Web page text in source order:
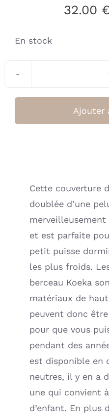
32.00
En stock
Ajouter
Cette couverture
doublée d’une
et est parfaite
petit puisse
les plus froids.
berceau Koeka
matériaux de
peuvent donc
pour que vous
pendant des
est disponible en
neutres, il y en a
une qui convient
d’enfant. En plus